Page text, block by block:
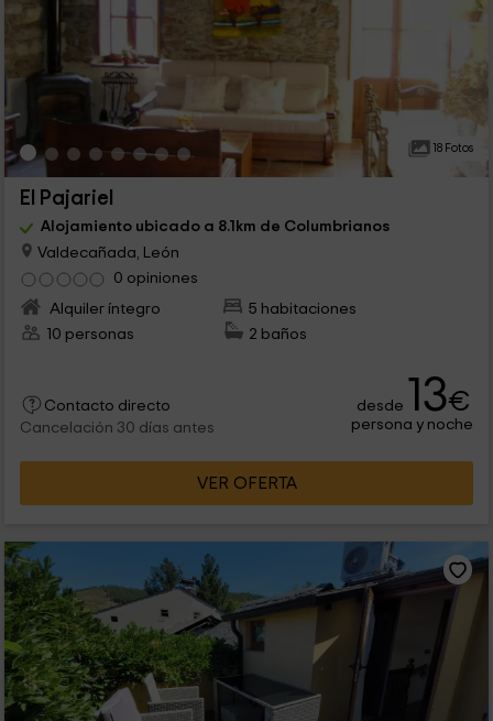
18 Fotos
El Pajariel
Alojamiento ubicado a 8.1km de Columbrianos
Valdecañada, León
0 opiniones
Alquiler íntegro
5 habitaciones
10 personas
2 baños
Contacto directo
Cancelación 30 días antes
desde 13€
persona y noche
VER OFERTA